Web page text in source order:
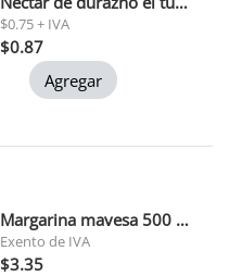
$0.75 + IVA
$0.87
Agregar
Margarina mavesa 500 grs (t086)
Exento de IVA
$3.35